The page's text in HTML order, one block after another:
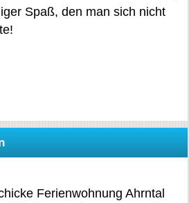
Spaß, den man sich nicht
Ferienwohnung Ahrntal